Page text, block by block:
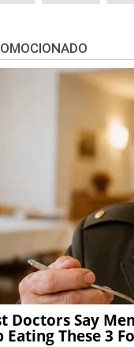
Doctors Say
Eating These 3